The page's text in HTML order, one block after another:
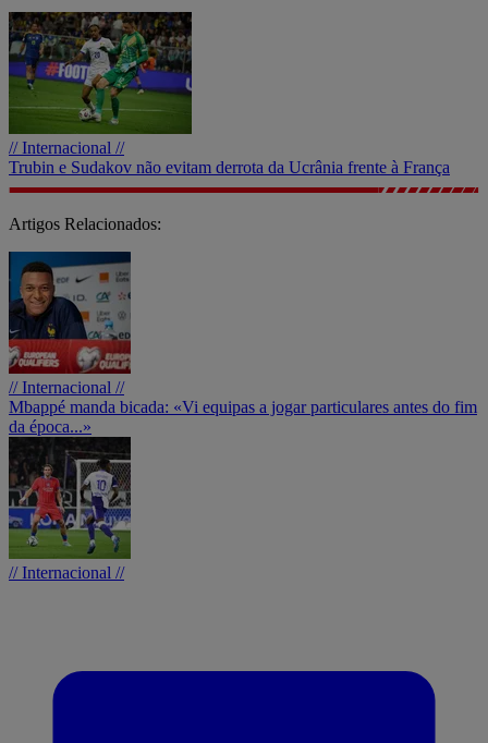
// Internacional //
Trubin e Sudakov não evitam derrota da Ucrânia frente à França
Artigos Relacionados:
// Internacional //
Mbappé manda bicada: «Vi equipas a jogar particulares antes do fim
da época...»
// Internacional //